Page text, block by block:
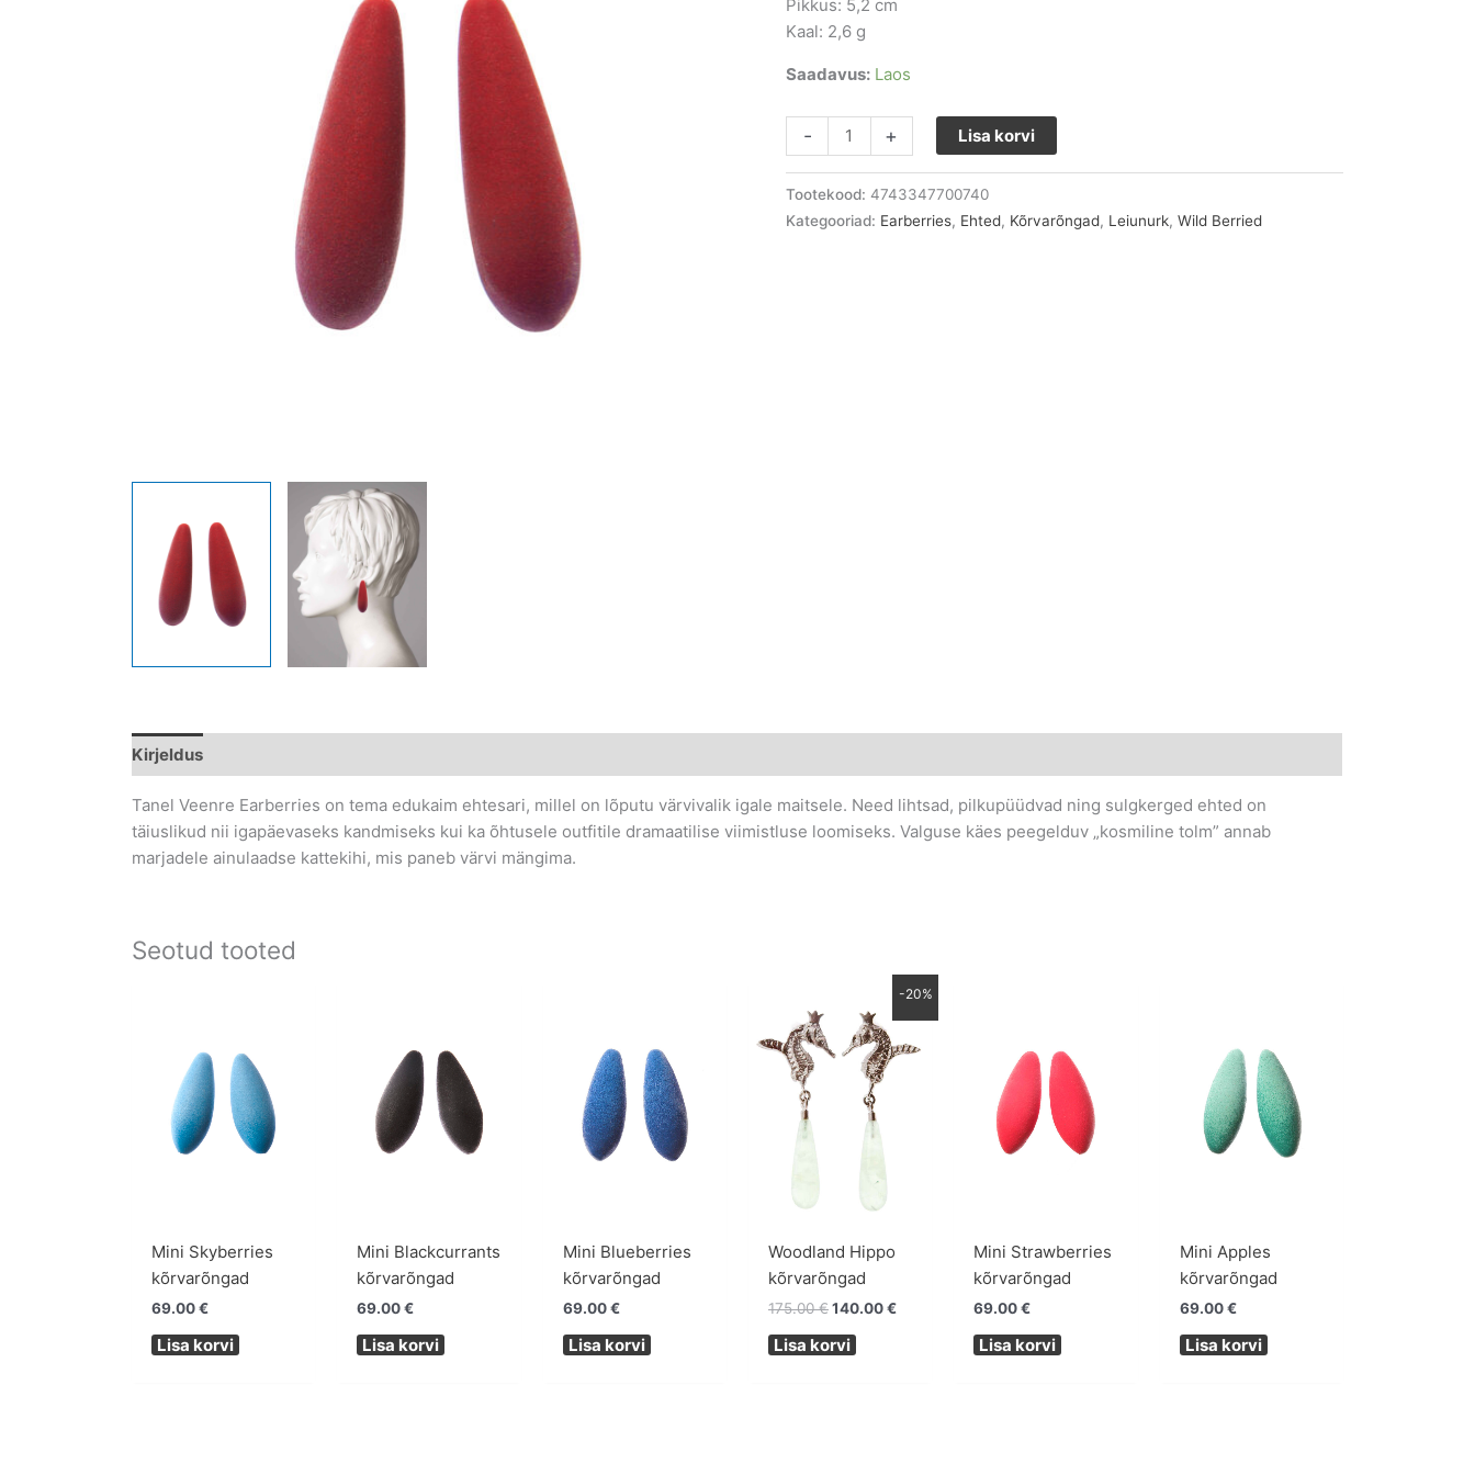
Pikkus: 5,2 cm
Kaal: 2,6 g
Saadavus: Laos
- + Lisa korvi
Tootekood:4743347700740
Kategooriad: Earberries, Ehted, Kõrvarõngad, Leiunurk,Wild Berried
Kirjeldus
Tanel Veenre Earberries on tema edukaim ehtesari, millel on lõputu värvivalik igale maitsele. Need lihtsad, pilkupüüdvad ning sulgkerged ehted on
täiuslikud nii igapäevaseks kandmiseks kui ka õhtusele outfitile dramaatilise viimistluse loomiseks. Valguse käes peegelduv „kosmiline tolm” annab
marjadele ainulaadse kattekihi, mis paneb värvi mängima.
Seotud tooted
Mini Skyberries
kõrvarõngad
69.00€
Lisa korvi
Mini Blackcurrants
kõrvarõngad
69.00€
Lisa korvi
Mini Blueberries
kõrvarõngad
69.00€
Lisa korvi
-20%
Woodland Hippo
kõrvarõngad
175.00€
175.00 €.
140.00€
Praegune
on:
140.00 €.
Lisa korvi
Mini Strawberries
kõrvarõngad
69.00€
Lisa korvi
Mini Apples
kõrvarõngad
69.00€
Lisa korvi